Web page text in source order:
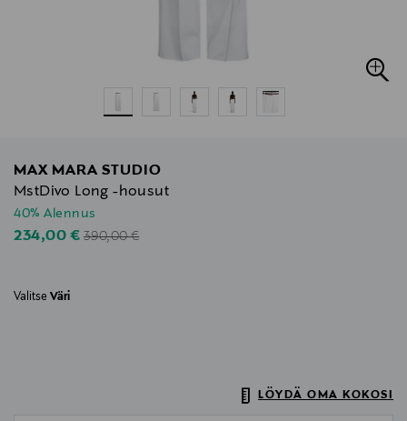
MAX MARA STUDIO
MstDivo Long -housut
40% Alennus
Discounted Price
234,00 €Original Price
390,00 €
Valitse Väri
LÖYDÄ OMA KOKOSI